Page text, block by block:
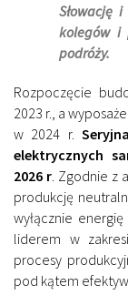
Słowację
kolegów i
podróży.
Rozpoczęcie
2023 r., a
w 2024 r.
elektrycznych
2026 r . Zgodnie z
produkcję
wyłącznie
liderem w
procesy
pod kątem